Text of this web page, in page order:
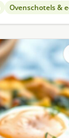
Ovenschotels &